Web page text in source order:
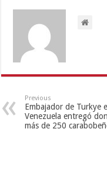
Previous
Embajador de Turkye
Venezuela entregó
más de 250